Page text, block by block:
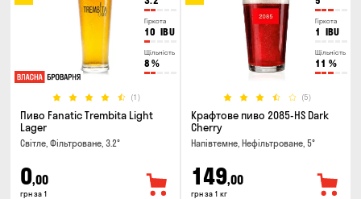
Гіркота
10 IBU
Щільність
8 %
(1)
Пиво Fanatic Trembita Light
Lager
Світле, Фільтроване, 3.2°
0,00
грн за 1
Гіркота
1 IBU
Щільність
11 %
(5)
Крафтове пиво 2085-HS Dark
Cherry
Напівтемне, Нефільтроване, 5°
149,00
грн за 1 кг